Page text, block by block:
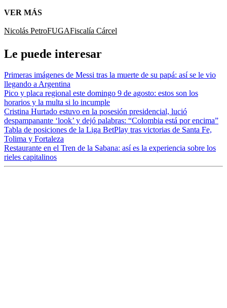
VER MÁS
Nicolás PetroFUGAFiscalía Cárcel
Le puede interesar
Primeras imágenes de Messi tras la muerte de su papá: así se le vio
llegando a Argentina
Pico y placa regional este domingo 9 de agosto: estos son los
horarios y la multa si lo incumple
Cristina Hurtado estuvo en la posesión presidencial, lució
despampanante ‘look’ y dejó palabras: “Colombia está por encima”
Tabla de posiciones de la Liga BetPlay tras victorias de Santa Fe,
Tolima y Fortaleza
Restaurante en el Tren de la Sabana: así es la experiencia sobre los
rieles capitalinos